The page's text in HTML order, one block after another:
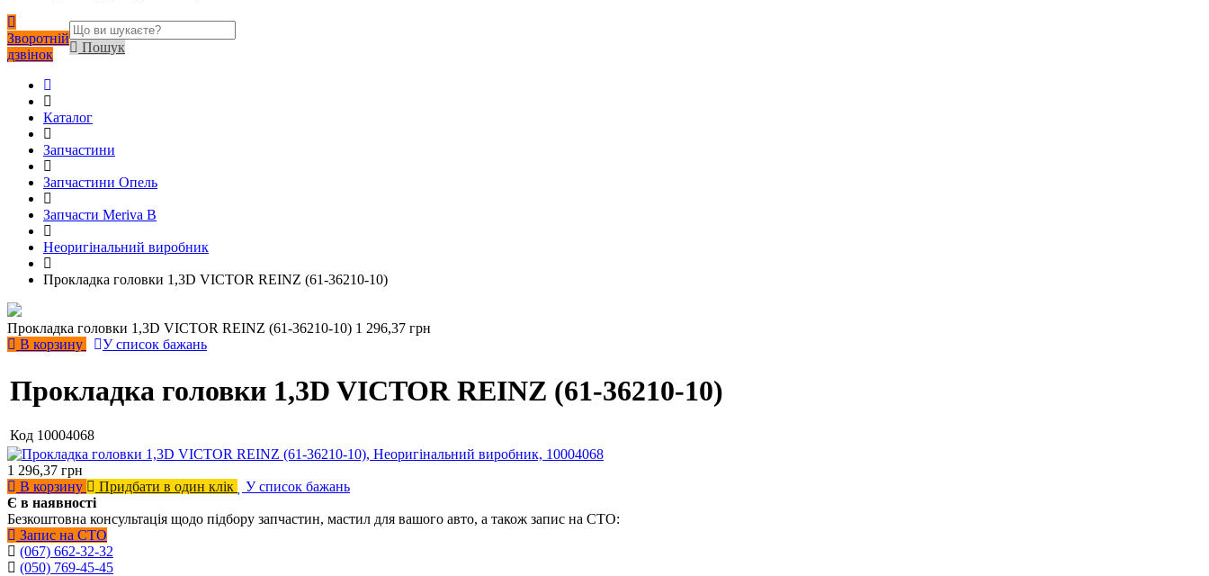
Зворотній
дзвінок
Пошук
Каталог
Запчастини
Запчастини Опель
Запчасти Meriva B
Неоригінальний виробник
Прокладка головки 1,3D VICTOR REINZ (61-36210-10)
Прокладка головки 1,3D VICTOR REINZ (61-36210-10) 1 296,37 грн
В корзину
У список бажань
Прокладка головки 1,3D VICTOR REINZ (61-36210-10)
Код 10004068
1 296,37 грн
В корзину
Придбати в один клік
У список бажань
Є в наявності
Безкоштовна консультація щодо підбору запчастин, мастил для вашого авто, а також запис на СТО:
Запис на СТО
(067) 662-32-32
(050) 769-45-45